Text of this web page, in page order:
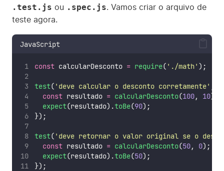
.test.js ou .spec.js. Vamos criar o arquivo de
teste agora.
JavaScript
const calcularDesconto = require( ' ./math' );
test( ' deve calcular o desconto corretamente'
const resultado = calcularDesconto(100, 10);
expect(resultado).toBe(90);
});
test( ' deve retornar o valor original se o
const resultado = calcularDesconto(50, 0);
expect(resultado).toBe(50);
});